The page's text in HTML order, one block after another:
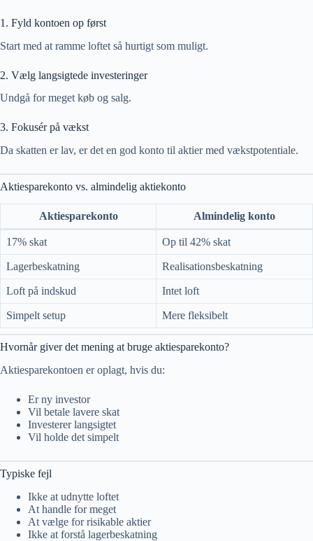
1. Fyld kontoen op først
Start med at ramme loftet så hurtigt som muligt.
2. Vælg langsigtede investeringer
Undgå for meget køb og salg.
3. Fokusér på vækst
Da skatten er lav, er det en god konto til aktier med vækstpotentiale.
Aktiesparekonto vs. almindelig aktiekonto
Aktiesparekonto Almindelig konto
17% skat Op til 42% skat
Lagerbeskatning Realisationsbeskatning
Loft på indskud Intet loft
Simpelt setup Mere fleksibelt
Hvornår giver det mening at bruge aktiesparekonto?
Aktiesparekontoen er oplagt, hvis du:
Er ny investor
Vil betale lavere skat
Investerer langsigtet
Vil holde det simpelt
Typiske fejl
Ikke at udnytte loftet
At handle for meget
At vælge for risikable aktier
Ikke at forstå lagerbeskatning